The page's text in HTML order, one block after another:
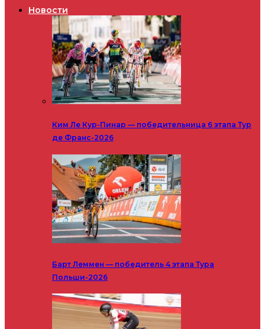
Новости
Ким Ле Кур-Пинар — победительница 6 этапа Тур
де Франс-2026
Барт Леммен — победитель 4 этапа Тура
Польши-2026